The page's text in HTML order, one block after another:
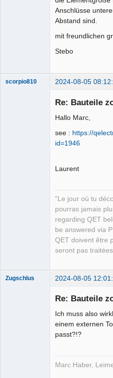
Anschlüsse
Abstand sind.
mit freundlichen
Stebo
scorpio810 2024-08-05
Re: Bauteile
Hallo Marc,
see : https://
id=1946
Laurent
"Le jour où tu
pourras jamais
regarding QET
be answered via
QET doivent être
seront pas
Zugschlus 2024-08-05
Re: Bauteile
Ich muss also
einem externen
passt?!?
Marc Haber,